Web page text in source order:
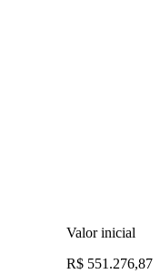
Valor inicial
R$ 551.276,87